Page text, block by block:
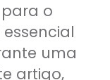
o
uma
artigo,